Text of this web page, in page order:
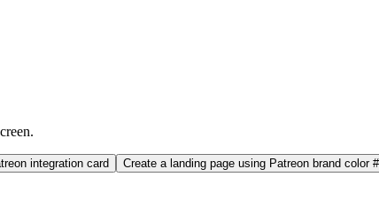
integration card Create a landing page using Patreon brand color